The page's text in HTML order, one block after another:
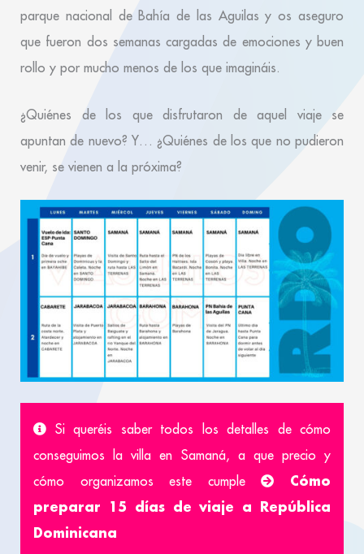
parque nacional de Bahía de las Aguilas y os aseguro
que fueron dos semanas cargadas de emociones y buen
rollo y por mucho menos de los que imagináis.
¿Quiénes de los que disfrutaron de aquel viaje se
apuntan de nuevo? Y… ¿Quiénes de los que no pudieron
venir, se vienen a la próxima?
Si queréis saber todos los detalles de cómo
conseguimos la villa en Samaná, a que precio y
cómo organizamos este cumple
Cómo
preparar 15 días de viaje a República
Dominicana